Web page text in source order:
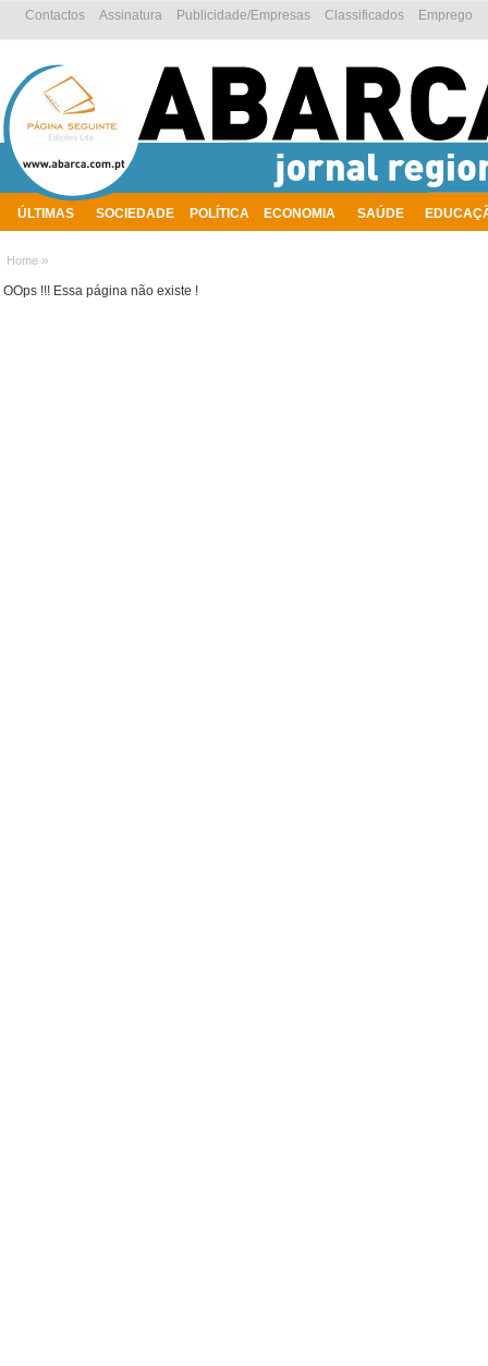
ÚLTIMAS SOCIEDADE POLÍTICA ECONOMIA SAÚDE
Emprego
Classificados
Publicidade/Empresas
Assinatura
Contactos
Home »
OOps !!! Essa página não existe !